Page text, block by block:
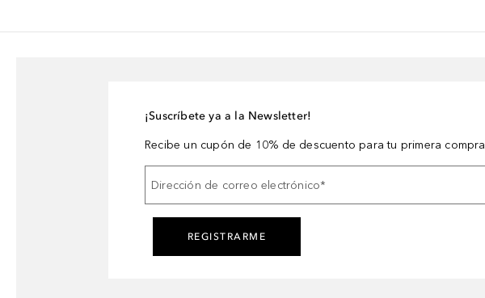
¡Suscríbete ya a la Newsletter!
Recibe un cupón de 10% de descuento para tu primera compra
Dirección de correo electrónico*
REGISTRARME